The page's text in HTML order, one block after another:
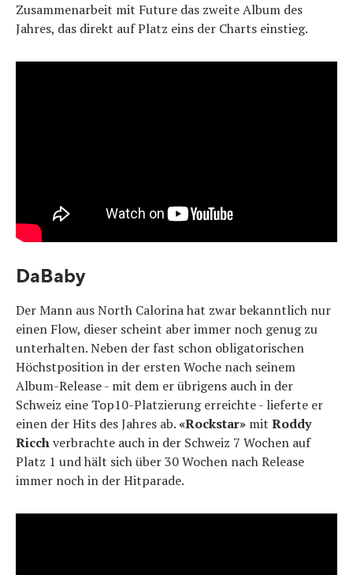
Zusammenarbeit mit Future das zweite Album des
Jahres, das direkt auf Platz eins der Charts einstieg.
DaBaby
Der Mann aus North Calorina hat zwar bekanntlich nur
einen Flow, dieser scheint aber immer noch genug zu
unterhalten. Neben der fast schon obligatorischen
Höchstposition in der ersten Woche nach seinem
Album-Release - mit dem er übrigens auch in der
Schweiz eine Top10-Platzierung erreichte - lieferte er
einen der Hits des Jahres ab.«Rockstar» mit Roddy
Ricchverbrachte auch in der Schweiz 7 Wochen auf
Platz 1 und hält sich über 30 Wochen nach Release
immer noch in der Hitparade.